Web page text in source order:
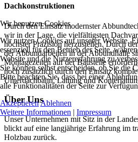
Dachkonstruktionen
Durch den Einsatz modernster
wir in der Lage, die vielfältigsten
höchster Präzision herzustellen. Durch
der Abbundarbeiten in der Abbundhalle
Montagezeiten auf der Baustelle
noch zusätzlich durch den Einsatz
Unterdachbahn, Lattung und
Über Uns
Unser Unternehmen mit Sitz in der
blickt auf eine langjährige Erfahrung im
Holzbau zurück.
Wir benutzen Cookies
Wir nutzen Cookies auf unserer Website.
essenziell für den Betrieb der Seite,
Website und die Nutzererfahrung zu
Sie können selbst entscheiden, ob Sie die
Bitte beachten Sie, dass bei einer
alle Funktionalitäten der Seite zur
AkzeptierenAblehnen
Weitere Informationen | Impressum